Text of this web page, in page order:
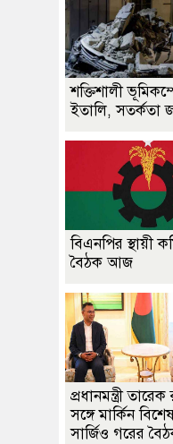
শক্তিশালী
ইতালি, সতর্কতা
বিএনপির স্থায়ী
বৈঠক আজ
প্রধানমন্ত্রী
সঙ্গে মার্কিন
সার্জিও গরের